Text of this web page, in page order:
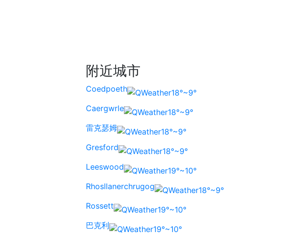
附近城市
Coedpoeth
18°~9°
Caergwrle
18°~9°
雷克瑟姆
18°~9°
Gresford
18°~9°
Leeswood
19°~10°
Rhosllanerchrugog
18°~9°
Rossett
19°~10°
巴克利
19°~10°